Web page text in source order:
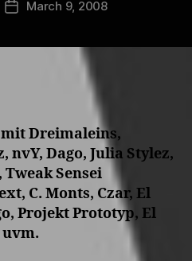
PostMarch 9, 2008
Dreimaleins,
nvY, Dago, Julia Stylez,
Sensei
C. Monts, Czar, El
Projekt Prototyp, El
uvm.